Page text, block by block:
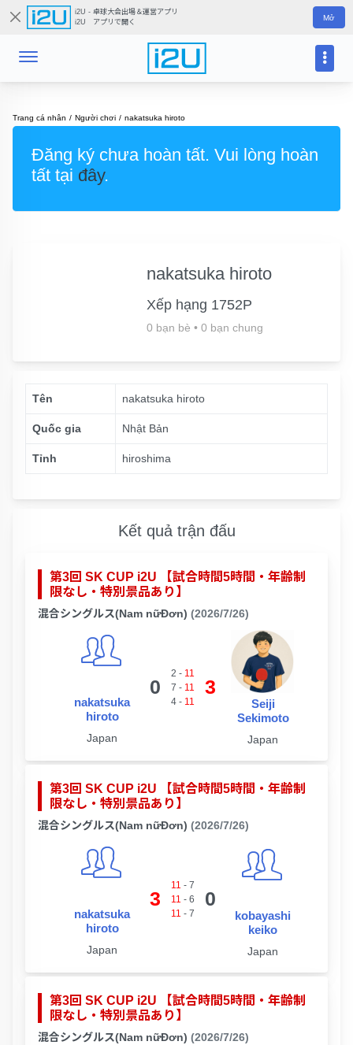
i2U - 卓球大会出場＆運営アプリ
i2U アプリで開く
Mở
Trang cá nhân Người chơi nakatsuka hiroto
Đăng ký chưa hoàn tất. Vui lòng hoàn
tất tại đây.
nakatsuka hiroto
Xếp hạng 1752P
0 bạn bè • 0 bạn chung
Tên nakatsuka hiroto
Quốc gia Nhật Bản
Tỉnh hiroshima
Kết quả trận đấu
第3回 SK CUP i2U 【試合時間5時間・年齢制
限なし・特別景品あり】
混合シングルス(Nam nữĐơn) (2026/7/26)
nakatsuka
hiroto
Japan
0
2 - 11
7 - 11
4- 11
3
Seiji
Sekimoto
Japan
第3回 SK CUP i2U 【試合時間5時間・年齢制
限なし・特別景品あり】
混合シングルス(Nam nữĐơn) (2026/7/26)
nakatsuka
hiroto
Japan
3
11 - 7
11 - 6
11 - 7
0
kobayashi
keiko
Japan
第3回 SK CUP i2U 【試合時間5時間・年齢制
限なし・特別景品あり】
混合シングルス(Nam nữĐơn) (2026/7/26)